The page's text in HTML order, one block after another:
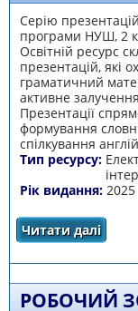
Серію
програми НУШ, 2
Освітній ресурс
презентацій, які
граматичний
активне
Презентації
формування
спілкування
Тип ресурсу:
Рік видання: 2025
Читати далі
РОБОЧИЙ